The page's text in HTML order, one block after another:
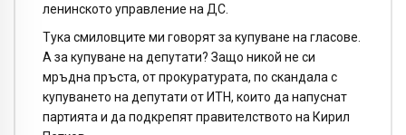
ленинското управление на ДС.
Тука смиловците ми говорят за купуване на гласове.
А за купуване на депутати? Защо никой не си
мръдна пръста, от прокуратурата, по скандала с
купуването на депутати от ИТН, които да напуснат
партията и да подкрепят правителството на Кирил